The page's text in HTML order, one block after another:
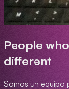
People
different
Somos un equipo